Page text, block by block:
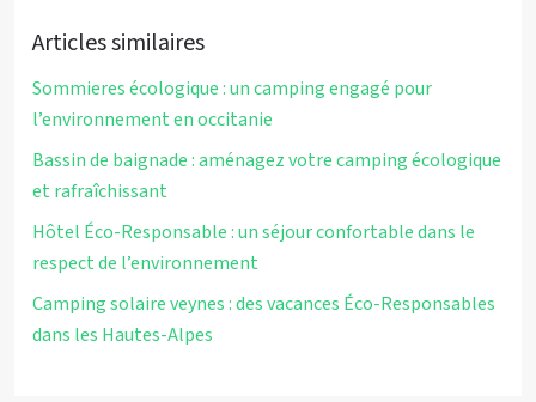
Articles similaires
Sommieres écologique : un camping engagé pour
l’environnement en occitanie
Bassin de baignade : aménagez votre camping écologique
et rafraîchissant
Hôtel Éco-Responsable : un séjour confortable dans le
respect de l’environnement
Camping solaire veynes : des vacances Éco-Responsables
dans les Hautes-Alpes